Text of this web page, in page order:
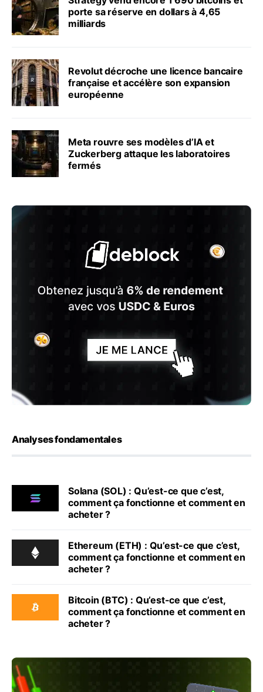
porte sa réserve en dollars à 4,65
milliards
Revolut décroche une licence bancaire
française et accélère son expansion
européenne
Meta rouvre ses modèles d’IA et
Zuckerberg attaque les laboratoires
fermés
Analyses fondamentales
Solana (SOL) : Qu’est-ce que c’est,
comment ça fonctionne et comment en
acheter ?
Ethereum (ETH) : Qu’est-ce que c’est,
comment ça fonctionne et comment en
acheter ?
Bitcoin (BTC) : Qu’est-ce que c’est,
comment ça fonctionne et comment en
acheter ?